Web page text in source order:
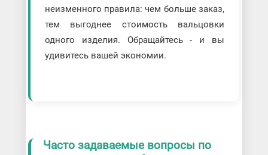
неизменного правила: чем больше заказ,
тем выгоднее стоимость вальцовки
одного изделия. Обращайтесь - и вы
удивитесь вашей экономии.
Часто задаваемые вопросы по